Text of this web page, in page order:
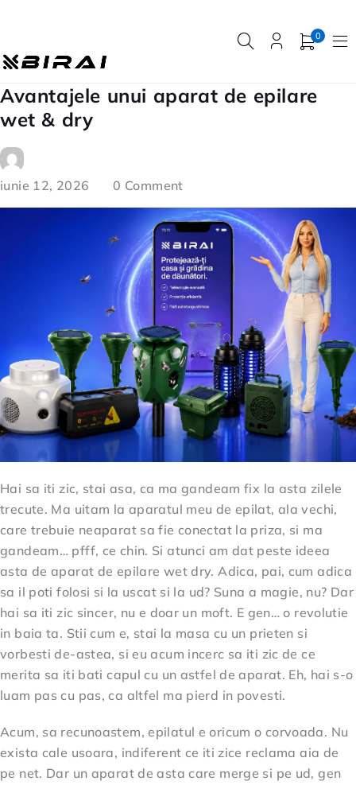
0
Avantajele unui aparat de epilare
wet & dry
iunie 12, 2026 0 Comment
Hai sa iti zic, stai asa, ca ma gandeam fix la asta zilele
trecute. Ma uitam la aparatul meu de epilat, ala vechi,
care trebuie neaparat sa fie conectat la priza, si ma
gandeam… pfff, ce chin. Si atunci am dat peste ideea
asta de aparat de epilare wet dry. Adica, pai, cum adica
sa il poti folosi si la uscat si la ud? Suna a magie, nu? Dar
hai sa iti zic sincer, nu e doar un moft. E gen… o revolutie
in baia ta. Stii cum e, stai la masa cu un prieten si
vorbesti de-astea, si eu acum incerc sa iti zic de ce
merita sa iti bati capul cu un astfel de aparat. Eh, hai s-o
luam pas cu pas, ca altfel ma pierd in povesti.
Acum, sa recunoastem, epilatul e oricum o corvoada. Nu
exista cale usoara, indiferent ce iti zice reclama aia de
pe net. Dar un aparat de asta care merge si pe ud, gen